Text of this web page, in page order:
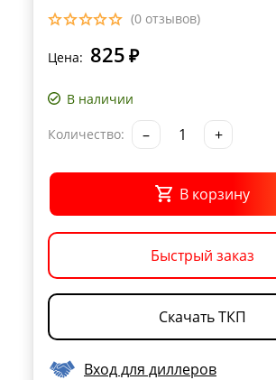
(0 отзывов)
Цена: 825 ₽
В наличии
Количество: – +
В корзину
Быстрый заказ
Скачать ТКП
Вход для диллеров